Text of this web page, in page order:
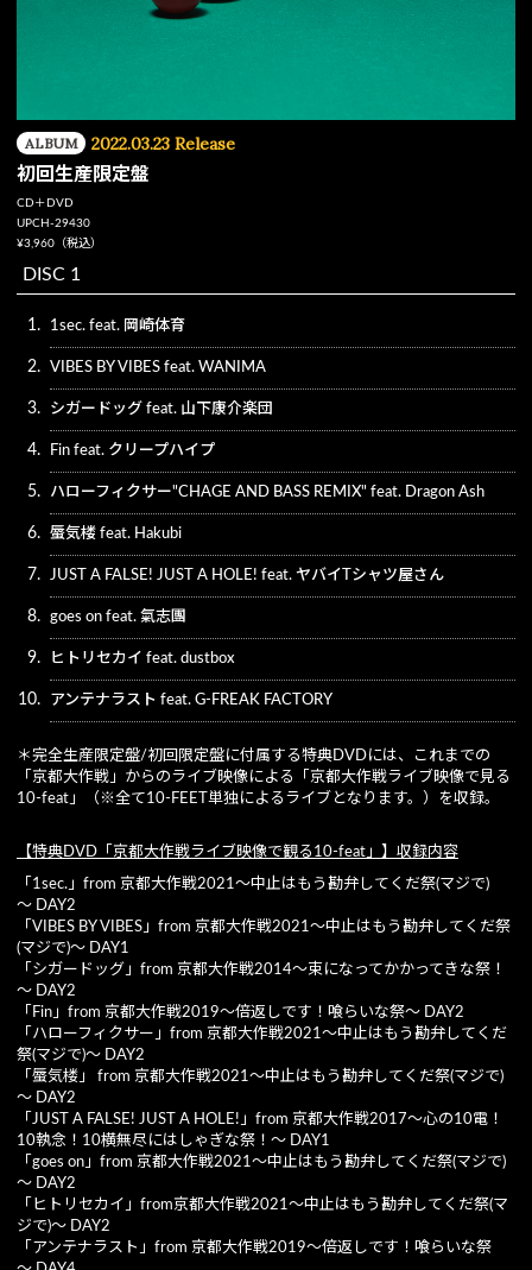
ALBUM 2022.03.23 Release
初回生産限定盤
CD＋DVD
UPCH-29430
¥3,960（税込）
DISC 1
1. 1sec. feat. 岡崎体育
2. VIBES BY VIBES feat. WANIMA
3. シガードッグ feat. 山下康介楽団
4. Fin feat. クリープハイプ
5. ハローフィクサー"CHAGE AND BASS REMIX" feat. Dragon Ash
6. 蜃気楼 feat. Hakubi
7. JUST A FALSE! JUST A HOLE! feat. ヤバイTシャツ屋さん
8. goes on feat. 氣志團
9. ヒトリセカイ feat. dustbox
10. アンテナラスト feat. G-FREAK FACTORY
＊完全生産限定盤/初回限定盤に付属する特典DVDには、これまでの
「京都大作戦」からのライブ映像による「京都大作戦ライブ映像で見る
10-feat」（※全て10-FEET単独によるライブとなります。）を収録。
【特典DVD「京都大作戦ライブ映像で観る10-feat」】収録内容
「1sec.」from 京都大作戦2021～中止はもう勘弁してくだ祭(マジで)
～ DAY2
「VIBES BY VIBES」from 京都大作戦2021～中止はもう勘弁してくだ祭
(マジで)～ DAY1
「シガードッグ」from 京都大作戦2014～束になってかかってきな祭！
～ DAY2
「Fin」from 京都大作戦2019～倍返しです！喰らいな祭～ DAY2
「ハローフィクサー」from 京都大作戦2021～中止はもう勘弁してくだ
祭(マジで)～ DAY2
「蜃気楼」 from 京都大作戦2021～中止はもう勘弁してくだ祭(マジで)
～ DAY2
「JUST A FALSE! JUST A HOLE!」from 京都大作戦2017～心の10電！
10執念！10横無尽にはしゃぎな祭！～ DAY1
「goes on」from 京都大作戦2021～中止はもう勘弁してくだ祭(マジで)
～ DAY2
「ヒトリセカイ」from京都大作戦2021～中止はもう勘弁してくだ祭(マ
ジで)～ DAY2
「アンテナラスト」from 京都大作戦2019～倍返しです！喰らいな祭